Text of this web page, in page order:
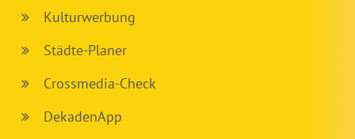
Kulturwerbung
Städte-Planer
Crossmedia-Check
DekadenApp